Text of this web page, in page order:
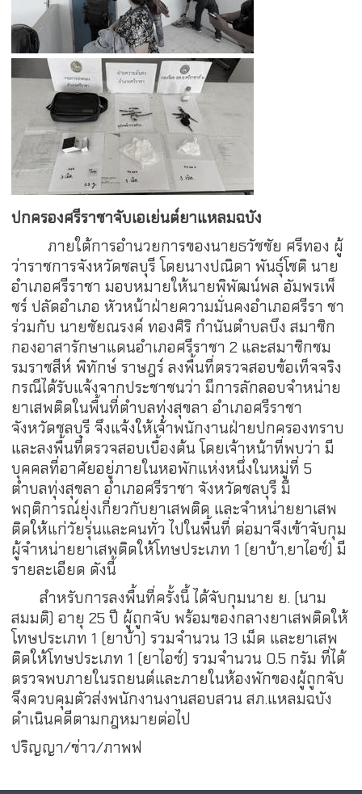
ปกครองศรีราชาจับเอเย่นต์ยาแหลมฉบัง
ภายใต้การอำนวยการของนายธวัชชัย ศรีทอง ผู้
ว่าราชการจังหวัดชลบุรี โดยนางปณิดา พันธุ์โชติ นาย
อำเภอศรีราชา มอบหมายให้นายพิพัฒน์พล อัมพรเพ็
ชร์ ปลัดอำเภอ หัวหน้าฝ่ายความมั่นคงอำเภอศรีรา ชา
ร่วมกับ นายชัยณรงค์ ทองศิริ กำนันตำบลบึง สมาชิก
กองอาสารักษาแดนอำเภอศรีราชา 2 และสมาชิกชม
รมราชสีห์ พิทักษ์ ราษฎร์ ลงพื้นที่ตรวจสอบข้อเท็จจริง
กรณีได้รับแจ้งจากประชาชนว่า มีการลักลอบจำหน่าย
ยาเสพติดในพื้นที่ตำบลทุ่งสุขลา อำเภอศรีราชา
จังหวัดชลบุรี จึงแจ้งให้เจ้าพนักงานฝ่ายปกครองทราบ
และลงพื้นที่ตรวจสอบเบื้องต้น โดยเจ้าหน้าที่พบว่า มี
บุคคลที่อาศัยอยู่ภายในหอพักแห่งหนึ่งในหมู่ที่ 5
ตำบลทุ่งสุขลา อำเภอศรีราชา จังหวัดชลบุรี มี
พฤติการณ์ยุ่งเกี่ยวกับยาเสพติด และจำหน่ายยาเสพ
ติดให้แก่วัยรุ่นและคนทั่ว ไปในพื้นที่ ต่อมาจึงเข้าจับกุม
ผู้จำหน่ายยาเสพติดให้โทษประเภท 1 (ยาบ้า,ยาไอซ์) มี
รายละเอียด ดังนี้
สำหรับการลงพื้นที่ครั้งนี้ ได้จับกุมนาย ย. (นาม
สมมติ) อายุ 25 ปี ผู้ถูกจับ พร้อมของกลางยาเสพติดให้
โทษประเภท 1 (ยาบ้า) รวมจำนวน 13 เม็ด และยาเสพ
ติดให้โทษประเภท 1 (ยาไอซ์) รวมจำนวน 0.5 กรัม ที่ได้
ตรวจพบภายในรถยนต์และภายในห้องพักของผู้ถูกจับ
จึงควบคุมตัวส่งพนักงานงานสอบสวน สภ.แหลมฉบัง
ดำเนินคดีตามกฎหมายต่อไป
ปริญญา/ข่าว/ภาพฟ